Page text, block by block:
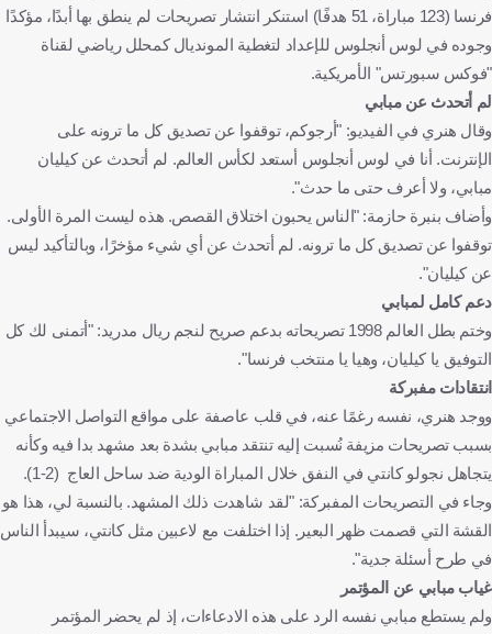
فرنسا (123 مباراة، 51 هدفًا) استنكر انتشار تصريحات لم ينطق بها أبدًا، مؤكدًا
وجوده في لوس أنجلوس للإعداد لتغطية المونديال كمحلل رياضي لقناة
"فوكس سبورتس" الأمريكية.
لم أتحدث عن مبابي
وقال هنري في الفيديو: "أرجوكم، توقفوا عن تصديق كل ما ترونه على
الإنترنت. أنا في لوس أنجلوس أستعد لكأس العالم. لم أتحدث عن كيليان
مبابي، ولا أعرف حتى ما حدث".
وأضاف بنبرة حازمة: "الناس يحبون اختلاق القصص. هذه ليست المرة الأولى.
توقفوا عن تصديق كل ما ترونه. لم أتحدث عن أي شيء مؤخرًا، وبالتأكيد ليس
عن كيليان".
دعم كامل لمبابي
وختم بطل العالم 1998 تصريحاته بدعم صريح لنجم ريال مدريد: "أتمنى لك كل
التوفيق يا كيليان، وهيا يا منتخب فرنسا".
انتقادات مفبركة
ووجد هنري، نفسه رغمًا عنه، في قلب عاصفة على مواقع التواصل الاجتماعي
بسبب تصريحات مزيفة نُسبت إليه تنتقد مبابي بشدة بعد مشهد بدا فيه وكأنه
يتجاهل نجولو كانتي في النفق خلال المباراة الودية ضد ساحل العاج (2-1).
وجاء في التصريحات المفبركة: "لقد شاهدت ذلك المشهد. بالنسبة لي، هذا هو
القشة التي قصمت ظهر البعير. إذا اختلفت مع لاعبين مثل كانتي، سيبدأ الناس
في طرح أسئلة جدية".
غياب مبابي عن المؤتمر
ولم يستطع مبابي نفسه الرد على هذه الادعاءات، إذ لم يحضر المؤتمر